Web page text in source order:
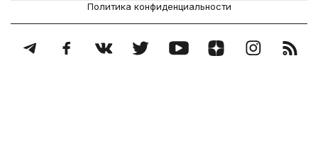
Политика конфиденциальности